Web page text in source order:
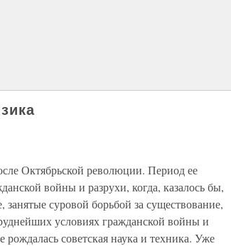
Октябрьской революции. Период ее
войны и разрухи, когда, казалось бы,
суровой борьбой за существование,
условиях гражданской войны и
советская наука и техника. Уже